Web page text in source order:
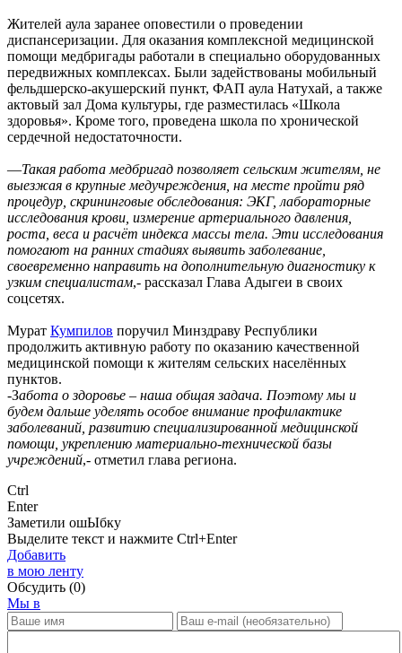
Жителей аула заранее оповестили о проведении
диспансеризации. Для оказания комплексной медицинской
помощи медбригады работали в специально оборудованных
передвижных комплексах. Были задействованы мобильный
фельдшерско-акушерский пункт, ФАП аула Натухай, а также
актовый зал Дома культуры, где разместилась «Школа
здоровья». Кроме того, проведена школа по хронической
сердечной недостаточности.
—Такая работа медбригад позволяет сельским жителям, не
выезжая в крупные медучреждения, на месте пройти ряд
процедур, скрининговые обследования: ЭКГ, лабораторные
исследования крови, измерение артериального давления,
роста, веса и расчёт индекса массы тела. Эти исследования
помогают на ранних стадиях выявить заболевание,
своевременно направить на дополнительную диагностику к
узким специалистам,- рассказал Глава Адыгеи в своих
соцсетях.
Мурат Кумпилов поручил Минздраву Республики
продолжить активную работу по оказанию качественной
медицинской помощи к жителям сельских населённых
пунктов.
-Забота о здоровье – наша общая задача. Поэтому мы и
будем дальше уделять особое внимание профилактике
заболеваний, развитию специализированной медицинской
помощи, укреплению материально-технической базы
учреждений,- отметил глава региона.
Ctrl
Enter
Заметили ошЫбку
Выделите текст и нажмите Ctrl+Enter
Добавить
в мою ленту
Обсудить (0)
Мы в